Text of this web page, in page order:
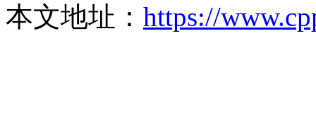
本文地址： https://